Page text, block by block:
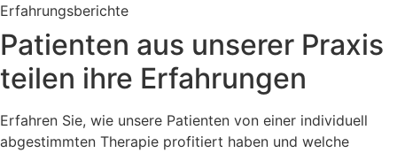
Erfahrungsberichte
Patienten aus unserer Praxis
teilen ihre Erfahrungen
Erfahren Sie, wie unsere Patienten von einer individuell
abgestimmten Therapie profitiert haben und welche